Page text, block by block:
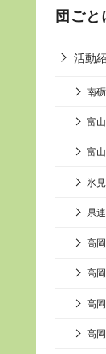
団ごと
活動
南
富
富
氷
県
高
高
高
高